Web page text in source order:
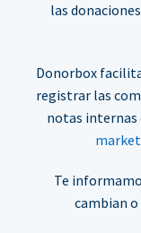
las
Donorbox
registrar las
notas internas
Te
cambian